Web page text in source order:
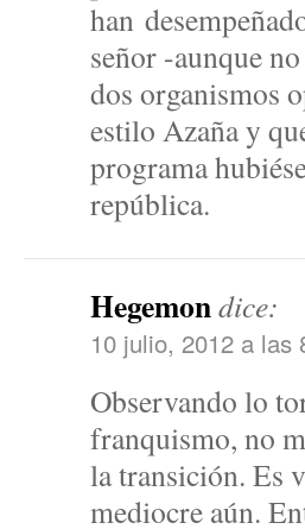
han
señor -aunque
dos organismos
estilo Azaña y
programa
república.
Hegemondice:
10 julio, 2012 a las
Observando lo
franquismo, no
la transición. Es
mediocre aún.